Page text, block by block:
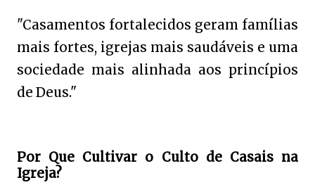
"Casamentos fortalecidos geram famílias
mais fortes, igrejas mais saudáveis e uma
sociedade mais alinhada aos princípios
de Deus."
Por Que Cultivar o Culto de Casais na
Igreja?